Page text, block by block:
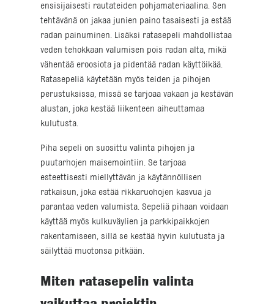
ensisijaisesti rautateiden pohjamateriaalina. Sen
tehtävänä on jakaa junien paino tasaisesti ja estää
radan painuminen. Lisäksi ratasepeli mahdollistaa
veden tehokkaan valumisen pois radan alta, mikä
vähentää eroosiota ja pidentää radan käyttöikää.
Ratasepeliä käytetään myös teiden ja pihojen
perustuksissa, missä se tarjoaa vakaan ja kestävän
alustan, joka kestää liikenteen aiheuttamaa
kulutusta.
Piha sepeli on suosittu valinta pihojen ja
puutarhojen maisemointiin. Se tarjoaa
esteettisesti miellyttävän ja käytännöllisen
ratkaisun, joka estää rikkaruohojen kasvua ja
parantaa veden valumista. Sepeliä pihaan voidaan
käyttää myös kulkuväylien ja parkkipaikkojen
rakentamiseen, sillä se kestää hyvin kulutusta ja
säilyttää muotonsa pitkään.
Miten ratasepelin valinta